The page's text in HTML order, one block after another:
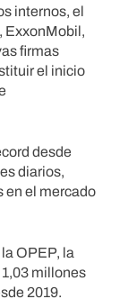
internos, el
ExxonMobil,
firmas
el inicio
desde
diarios,
en el mercado
OPEP, la
millones
2019.